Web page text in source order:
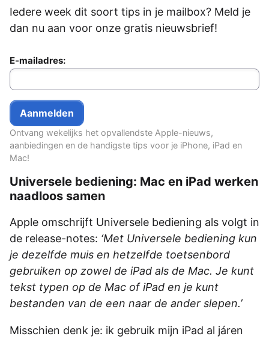
Iedere week dit soort tips in je mailbox? Meld je
dan nu aan voor onze gratis nieuwsbrief!
E-mailadres:
Ontvang wekelijks het opvallendste Apple-nieuws,
aanbiedingen en de handigste tips voor je iPhone, iPad en
Mac!
Universele bediening: Mac en iPad werken
naadloos samen
Apple omschrijft Universele bediening als volgt in
de release-notes: ‘Met Universele bediening kun
je dezelfde muis en hetzelfde toetsenbord
gebruiken op zowel de iPad als de Mac. Je kunt
tekst typen op de Mac of iPad en je kunt
bestanden van de een naar de ander slepen.’
Misschien denk je: ik gebruik mijn iPad al járen